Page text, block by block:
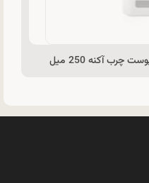
آکنه 250 میل